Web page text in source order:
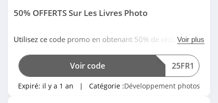
50% OFFERTS Sur Les Livres Photo
Utilisez ce code promo en obtenant 50% de réduction
Voir plus
25FR1
Voir code
Expiré: il y a 1 an | Catégorie :Développement photos